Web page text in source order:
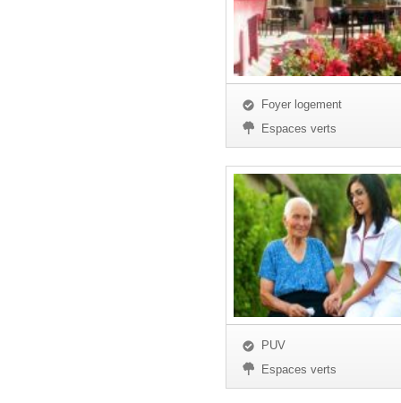
Foyer logement
Espaces verts
PUV
Espaces verts